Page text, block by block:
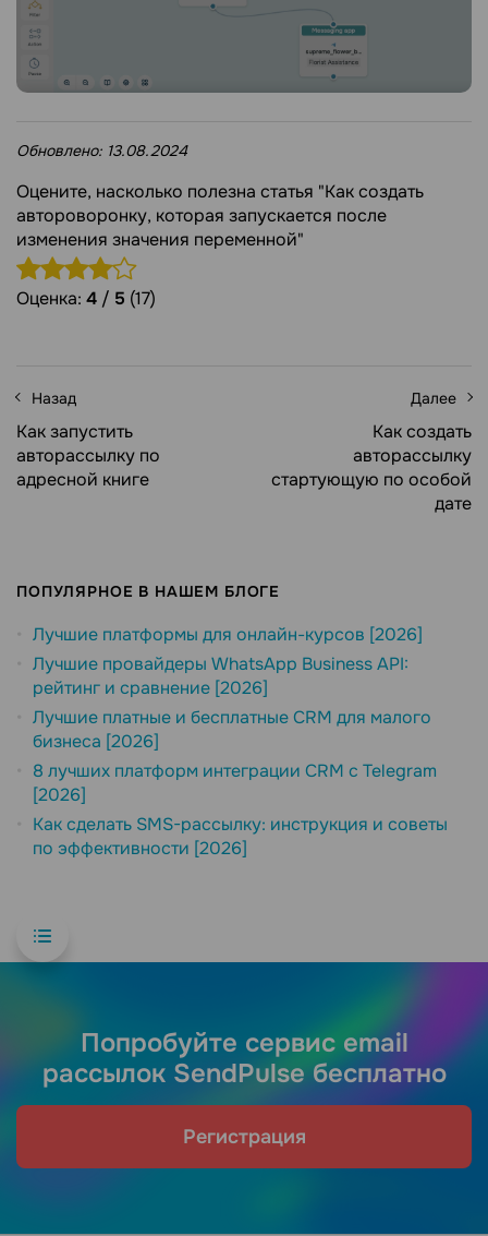
Обновлено: 13.08.2024
Оцените, насколько полезна статья "Как создать
автороворонку, которая запускается после
изменения значения переменной"
Оценка: 4 / 5 (17)
Назад
Как запустить
авторассылку по
адресной книге
Далее
Как создать
авторассылку
стартующую по особой
дате
ПОПУЛЯРНОЕ В НАШЕМ БЛОГЕ
Лучшие платформы для онлайн-курсов [2026]
Лучшие провайдеры WhatsApp Business API:
рейтинг и сравнение [2026]
Лучшие платные и бесплатные CRM для малого
бизнеса [2026]
8 лучших платформ интеграции CRM с Telegram
[2026]
Как сделать SMS-рассылку: инструкция и советы
по эффективности [2026]
Попробуйте сервис email
рассылок SendPulse бесплатно
Регистрация